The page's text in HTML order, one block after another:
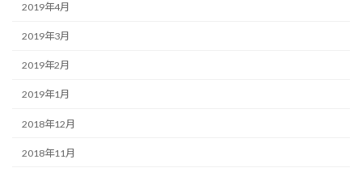
2019年4月
2019年3月
2019年2月
2019年1月
2018年12月
2018年11月